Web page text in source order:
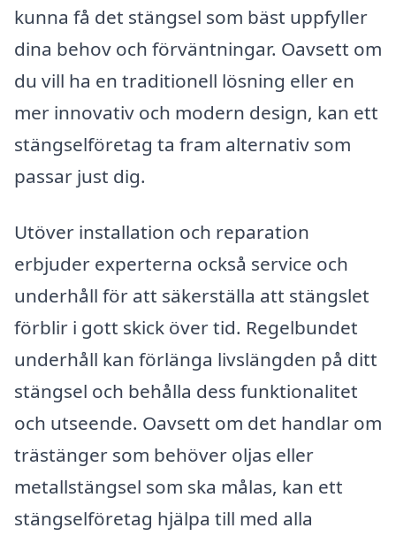
kunna få det stängsel som bäst uppfyller
dina behov och förväntningar. Oavsett om
du vill ha en traditionell lösning eller en
mer innovativ och modern design, kan ett
stängselföretag ta fram alternativ som
passar just dig.
Utöver installation och reparation
erbjuder experterna också service och
underhåll för att säkerställa att stängslet
förblir i gott skick över tid. Regelbundet
underhåll kan förlänga livslängden på ditt
stängsel och behålla dess funktionalitet
och utseende. Oavsett om det handlar om
trästänger som behöver oljas eller
metallstängsel som ska målas, kan ett
stängselföretag hjälpa till med alla